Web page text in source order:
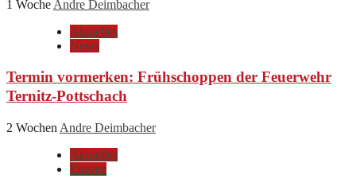
1 Woche Andre Deimbacher
Aktuelles
News
Termin vormerken: Frühschoppen der Feuerwehr
Ternitz-Pottschach
2 Wochen Andre Deimbacher
Aktuelles
Einsatz